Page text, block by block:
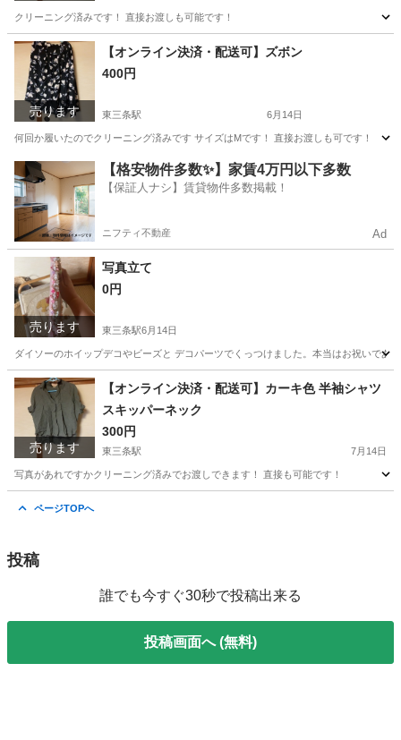
クリーニング済みです！ 直接お渡しも可能です！
新潟 三条市 東三条駅 ブラウス
売ります
【オンライン決済・配送可】ズボン
400円
東三条駅 6月14日
何回か履いたのでクリーニング済みです サイズはMです！ 直接お渡しも可です！
新潟 三条市 東三条駅 ボトムス ズボン
【格安物件多数✨】家賃4万円以下多数
【保証人ナシ】賃貸物件多数掲載！
ニフティ不動産 Ad
売ります
写真立て
0円
東三条駅6月14日
ダイソーのホイップデコやビーズと デコパーツでくっつけました。本当はお祝いで
新潟 三条市 東三条駅 インテリア雑貨/小物
売ります
【オンライン決済・配送可】カーキ色 半袖シャツ
スキッパーネック
300円
東三条駅 7月14日
写真があれですかクリーニング済みでお渡しできます！ 直接も可能です！
ページTOPへ
投稿
誰でも今すぐ30秒で投稿出来る
投稿画面へ (無料)